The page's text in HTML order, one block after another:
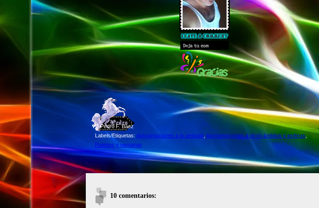
©Pedro F. Báez
Labels/Etiquetas: Aproximaciones a la amistad Aproximaciones a otros ámbitos y esferas
Puentes y ventanas
10 comentarios: